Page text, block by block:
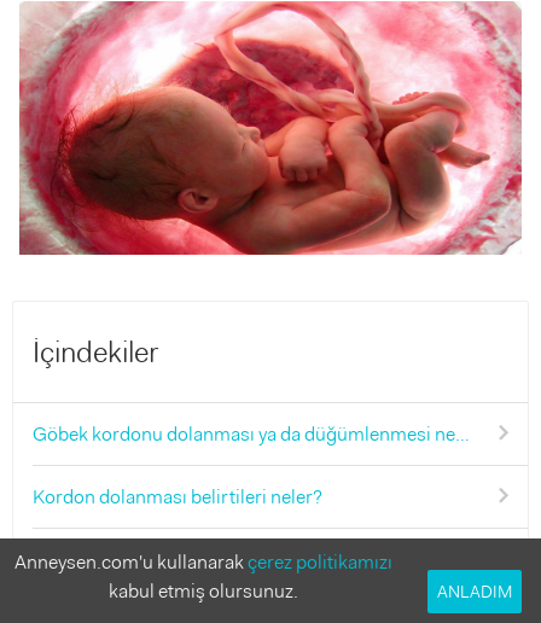
İçindekiler
Göbek kordonu dolanması ya da düğümlenmesi nedir?
Kordon dolanması belirtileri neler?
Kordon dolanması ne sıklıkta görülür?
Anneysen.com'u kullanarakçerez politikamızı
kabul etmiş olursunuz.
ANLADIM